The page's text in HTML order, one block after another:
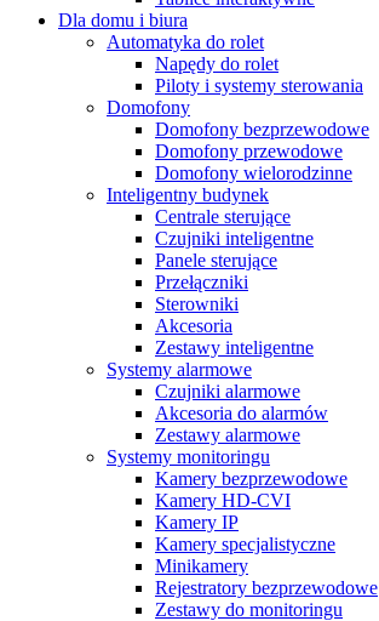
Dla domu i biura
Automatyka do rolet
Napędy do rolet
Piloty i systemy sterowania
Domofony
Domofony bezprzewodowe
Domofony przewodowe
Domofony wielorodzinne
Inteligentny budynek
Centrale sterujące
Czujniki inteligentne
Panele sterujące
Przełączniki
Sterowniki
Akcesoria
Zestawy inteligentne
Systemy alarmowe
Czujniki alarmowe
Akcesoria do alarmów
Zestawy alarmowe
Systemy monitoringu
Kamery bezprzewodowe
Kamery HD-CVI
Kamery IP
Kamery specjalistyczne
Minikamery
Rejestratory bezprzewodowe
Zestawy do monitoringu